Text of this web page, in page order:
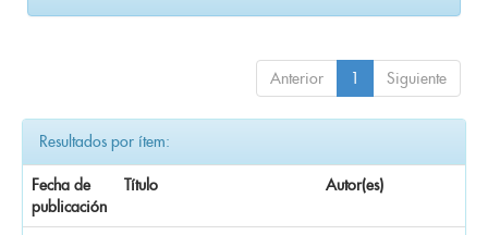
Anterior 1 Siguiente
Resultados por ítem:
Fecha de
publicación
Título Autor(es)